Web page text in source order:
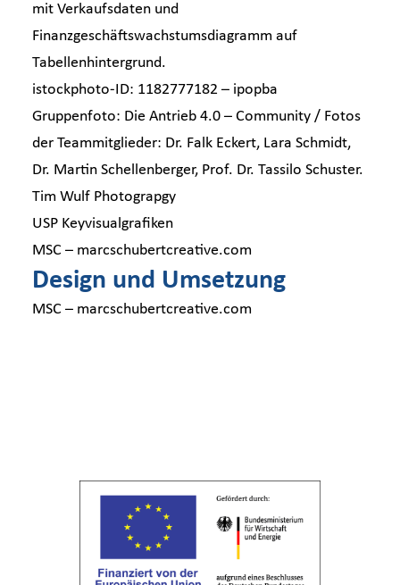
mit Verkaufsdaten und
Finanzgeschäftswachstumsdiagramm auf
Tabellenhintergrund.
istockphoto-ID: 1182777182 – ipopba
Gruppenfoto: Die Antrieb 4.0 – Community / Fotos
der Teammitglieder: Dr. Falk Eckert, Lara Schmidt,
Dr. Martin Schellenberger, Prof. Dr. Tassilo Schuster.
Tim Wulf Photograpgy
USP Keyvisualgrafiken
MSC – marcschubertcreative.com
Design und Umsetzung
MSC – marcschubertcreative.com